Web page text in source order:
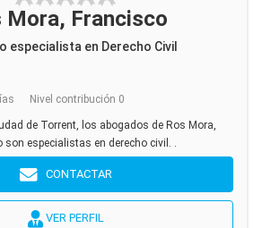
Mora, Francisco
especialista en Derecho Civil
Nivel contribución 0
de Torrent, los abogados de Ros Mora,
son especialistas en derecho civil. .
CONTACTAR
VER PERFIL